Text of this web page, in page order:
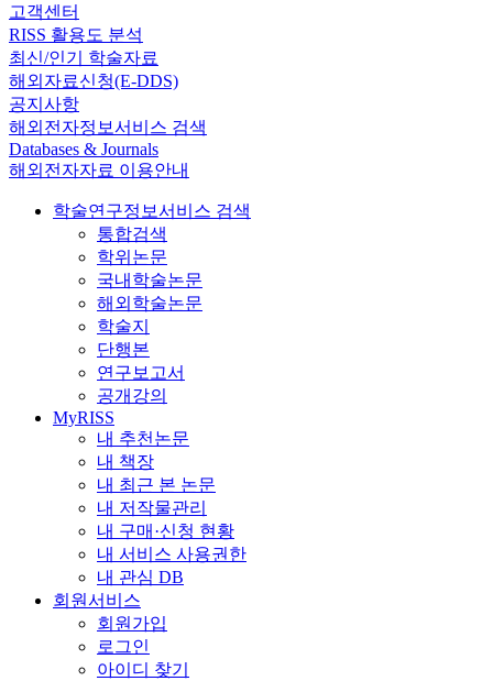
고객센터
RISS 활용도 분석
최신/인기 학술자료
해외자료신청(E-DDS)
공지사항
해외전자정보서비스 검색
Databases & Journals
해외전자자료 이용안내
학술연구정보서비스 검색
통합검색
학위논문
국내학술논문
해외학술논문
학술지
단행본
연구보고서
공개강의
MyRISS
내 추천논문
내 책장
내 최근 본 논문
내 저작물관리
내 구매·신청 현황
내 서비스 사용권한
내 관심 DB
회원서비스
회원가입
로그인
아이디 찾기